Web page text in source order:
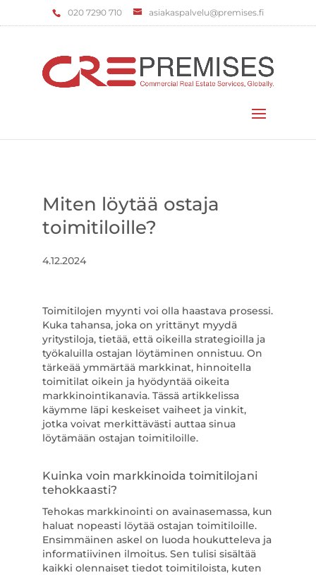
‌020 7290 710 asiakaspalvelu@premises.fi
Miten löytää ostaja
toimitiloille?
4.12.2024
Toimitilojen myynti voi olla haastava prosessi.
Kuka tahansa, joka on yrittänyt myydä
yritystiloja, tietää, että oikeilla strategioilla ja
työkaluilla ostajan löytäminen onnistuu. On
tärkeää ymmärtää markkinat, hinnoitella
toimitilat oikein ja hyödyntää oikeita
markkinointikanavia. Tässä artikkelissa
käymme läpi keskeiset vaiheet ja vinkit,
jotka voivat merkittävästi auttaa sinua
löytämään ostajan toimitiloille.
Kuinka voin markkinoida toimitilojani
tehokkaasti?
Tehokas markkinointi on avainasemassa, kun
haluat nopeasti löytää ostajan toimitiloille.
Ensimmäinen askel on luoda houkutteleva ja
informatiivinen ilmoitus. Sen tulisi sisältää
kaikki olennaiset tiedot toimitiloista, kuten